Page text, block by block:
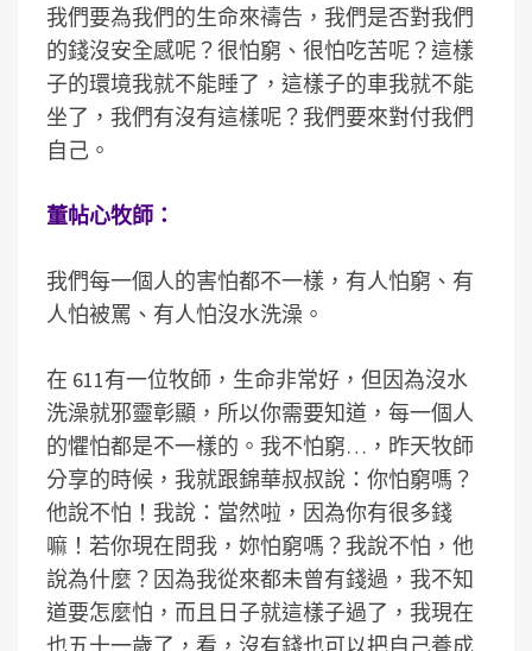
我們要為我們的生命來禱告，我們是否對我們
的錢沒安全感呢？很怕窮、很怕吃苦呢？這樣
子的環境我就不能睡了，這樣子的車我就不能
坐了，我們有沒有這樣呢？我們要來對付我們
自己。
董帖心牧師：
我們每一個人的害怕都不一樣，有人怕窮、有
人怕被罵、有人怕沒水洗澡。
在 611有一位牧師，生命非常好，但因為沒水
洗澡就邪靈彰顯，所以你需要知道，每一個人
的懼怕都是不一樣的。我不怕窮…，昨天牧師
分享的時候，我就跟錦華叔叔說：你怕窮嗎？
他說不怕！我說：當然啦，因為你有很多錢
嘛！若你現在問我，妳怕窮嗎？我說不怕，他
說為什麼？因為我從來都未曾有錢過，我不知
道要怎麼怕，而且日子就這樣子過了，我現在